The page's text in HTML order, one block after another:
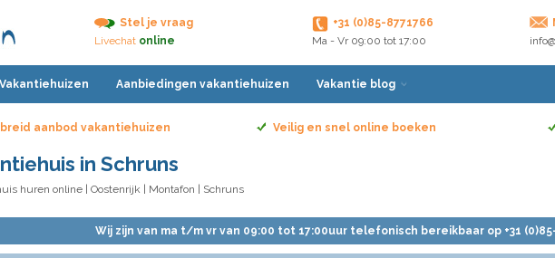
Stel je vraag
Livechat online
+31 (0)85-8771766
Ma - Vr 09:00 tot 17:00
Aanbiedingen vakantiehuizen Vakantie blog
aanbod vakantiehuizen Veilig en snel online boeken
in Schruns
huren online Oostenrijk Montafon | Schruns
Wij zijn van ma t/m vr van 09:00 tot 17:00uur telefonisch bereikbaar op +31